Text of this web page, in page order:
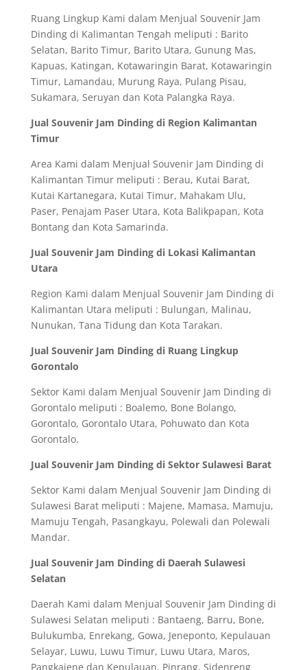
Ruang Lingkup Kami dalam Menjual Souvenir Jam
Dinding di Kalimantan Tengah meliputi : Barito
Selatan, Barito Timur, Barito Utara, Gunung Mas,
Kapuas, Katingan, Kotawaringin Barat, Kotawaringin
Timur, Lamandau, Murung Raya, Pulang Pisau,
Sukamara, Seruyan dan Kota Palangka Raya.
Jual Souvenir Jam Dinding di Region Kalimantan
Timur
Area Kami dalam Menjual Souvenir Jam Dinding di
Kalimantan Timur meliputi : Berau, Kutai Barat,
Kutai Kartanegara, Kutai Timur, Mahakam Ulu,
Paser, Penajam Paser Utara, Kota Balikpapan, Kota
Bontang dan Kota Samarinda.
Jual Souvenir Jam Dinding di Lokasi Kalimantan
Utara
Region Kami dalam Menjual Souvenir Jam Dinding di
Kalimantan Utara meliputi : Bulungan, Malinau,
Nunukan, Tana Tidung dan Kota Tarakan.
Jual Souvenir Jam Dinding di Ruang Lingkup
Gorontalo
Sektor Kami dalam Menjual Souvenir Jam Dinding di
Gorontalo meliputi : Boalemo, Bone Bolango,
Gorontalo, Gorontalo Utara, Pohuwato dan Kota
Gorontalo.
Jual Souvenir Jam Dinding di Sektor Sulawesi Barat
Sektor Kami dalam Menjual Souvenir Jam Dinding di
Sulawesi Barat meliputi : Majene, Mamasa, Mamuju,
Mamuju Tengah, Pasangkayu, Polewali dan Polewali
Mandar.
Jual Souvenir Jam Dinding di Daerah Sulawesi
Selatan
Daerah Kami dalam Menjual Souvenir Jam Dinding di
Sulawesi Selatan meliputi : Bantaeng, Barru, Bone,
Bulukumba, Enrekang, Gowa, Jeneponto, Kepulauan
Selayar, Luwu, Luwu Timur, Luwu Utara, Maros,
Pangkajene dan Kepulauan, Pinrang, Sidenreng